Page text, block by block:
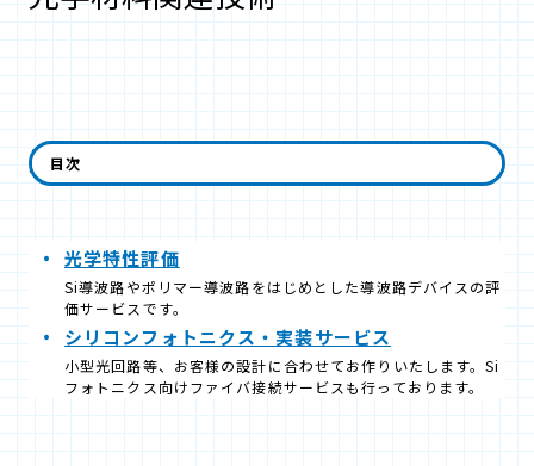
光学材料関連技術のサービス一覧
光学特性評価
Si導波路やポリマー導波路をはじめとした導波路デバイスの評
価サービスです。
シリコンフォトニクス・実装サービス
小型光回路等、お客様の設計に合わせてお作りいたします。Si
フォトニクス向けファイバ接続サービスも行っております。
目次